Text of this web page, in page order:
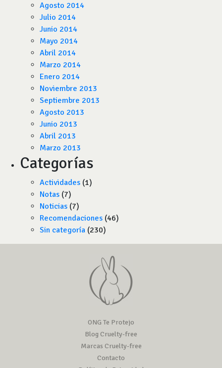
Agosto 2014
Julio 2014
Junio 2014
Mayo 2014
Abril 2014
Marzo 2014
Enero 2014
Noviembre 2013
Septiembre 2013
Agosto 2013
Junio 2013
Abril 2013
Marzo 2013
Categorías
Actividades (1)
Notas (7)
Noticias (7)
Recomendaciones (46)
Sin categoría (230)
ONG Te Protejo
Blog Cruelty-free
Marcas Cruelty-free
Contacto